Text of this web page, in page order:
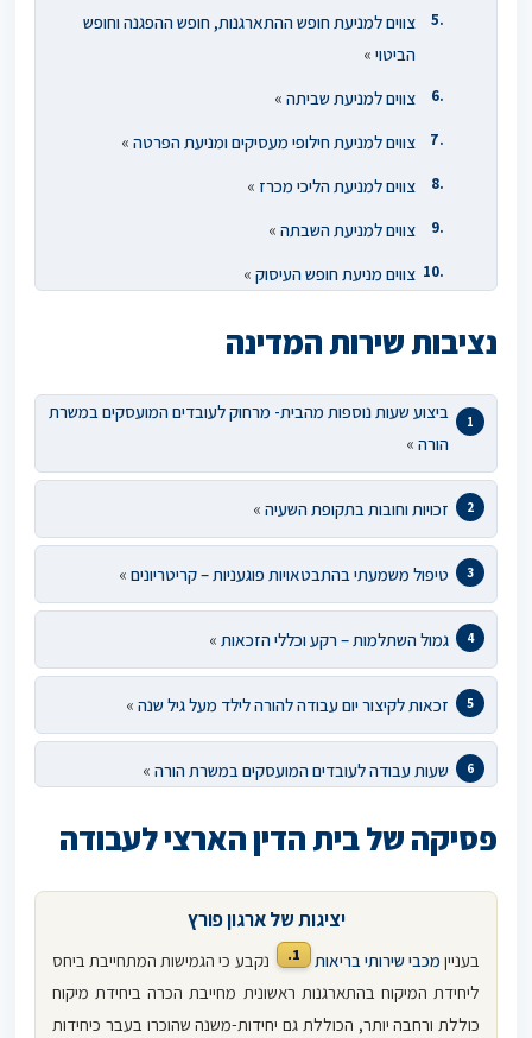
צווים למניעת חופש ההתארגנות, חופש ההפגנה וחופש
הביטוי »
צווים למניעת שביתה »
צווים למניעת חילופי מעסיקים ומניעת הפרטה »
צווים למניעת הליכי מכרז »
צווים למניעת השבתה »
צווים מניעת חופש העיסוק »
נציבות שירות המדינה
ביצוע שעות נוספות מהבית- מרחוק לעובדים המועסקים במשרת
הורה »
זכויות וחובות בתקופת השעיה »
טיפול משמעתי בהתבטאויות פוגעניות – קריטריונים »
גמול השתלמות – רקע וכללי הזכאות »
זכאות לקיצור יום עבודה להורה לילד מעל גיל שנה »
שעות עבודה לעובדים המועסקים במשרת הורה »
פסיקה של בית הדין הארצי לעבודה
יציגות של ארגון פורץ
בעניין מכבי שירותי בריאות 1.
נקבע כי הגמישות המתחייבת ביחס
ליחידת המיקוח בהתארגנות ראשונית מחייבת הכרה ביחידת מיקוח
כוללת ורחבה יותר, הכוללת גם יחידות-משנה שהוכרו בעבר כיחידות